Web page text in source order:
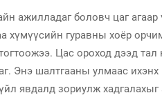
ажилладаг боловч цаг
хүмүүсийн гуравны хоёр
Цас ороход дээд
Энэ шалтгааны улмаас
явдалд зориулж